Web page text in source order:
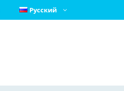
Русский